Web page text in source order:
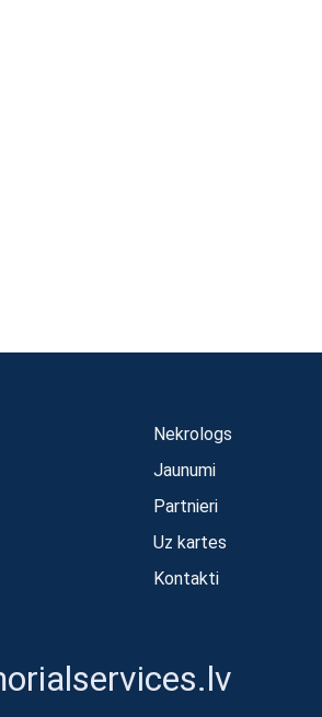
Nekrologs
Jaunumi
Partnieri
Uz kartes
Kontakti